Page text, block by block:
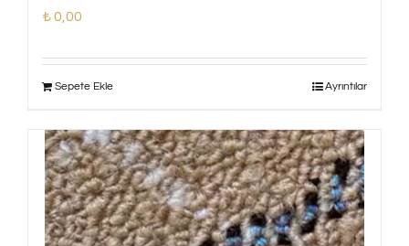
₺0,00
Sepete Ekle Ayrıntılar